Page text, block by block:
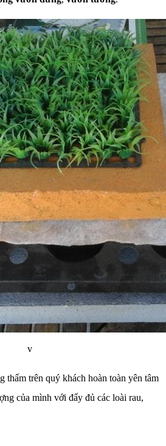
v
thấm trên quý khách hoàn toàn yên tâm
của mình với đấy đủ các loài rau,